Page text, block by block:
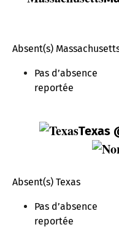
Absent(s)
Pas d’absence
reportée
Texas
Absent(s) Texas
Pas d’absence
reportée